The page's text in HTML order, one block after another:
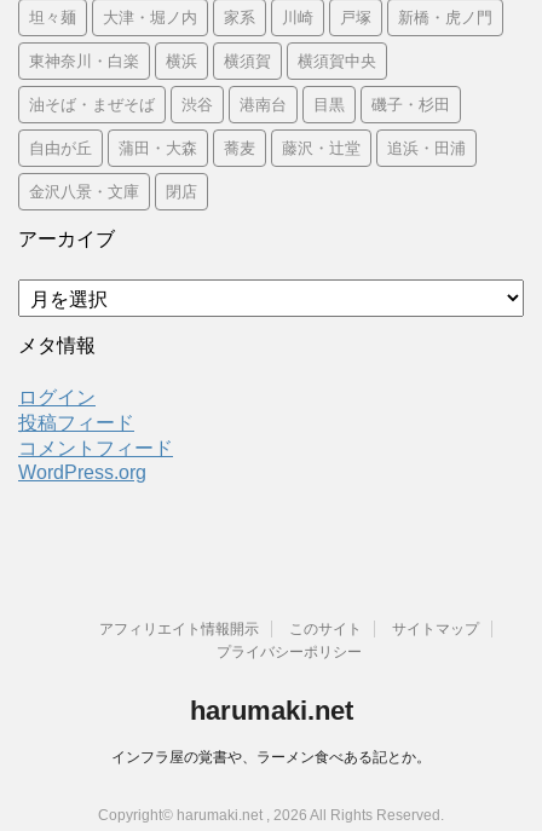
坦々麺 大津・堀ノ内 家系 川崎 戸塚 新橋・虎ノ門
東神奈川・白楽 横浜 横須賀 横須賀中央
油そば・まぜそば 渋谷 港南台 目黒 磯子・杉田
自由が丘 蒲田・大森 蕎麦 藤沢・辻堂 追浜・田浦
金沢八景・文庫 閉店
アーカイブ
ア
ー
カ
ブ
メタ情報
ログイン
投稿フィード
コメントフィード
WordPress.org
アフィリエイト情報開示 このサイト
サイトマップ
プライバシーポリシー
harumaki.net
インフラ屋の覚書や、ラーメン食べある記とか。
Copyright© harumaki.net , 2026 All Rights Reserved.